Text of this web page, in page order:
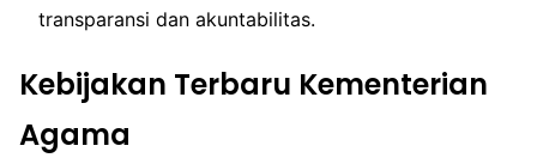
transparansi dan akuntabilitas.
Kebijakan Terbaru Kementerian
Agama